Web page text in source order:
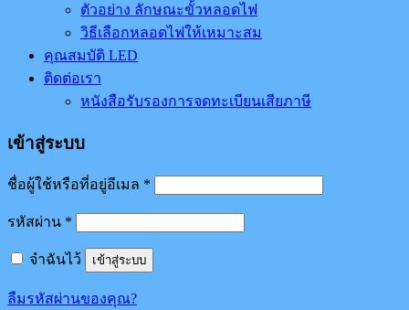
ตัวอย่าง ลักษณะขั้วหลอดไฟ
วิธีเลือกหลอดไฟให้เหมาะสม
คุณสมบัติ LED
ติดต่อเรา
หนังสือรับรองการจดทะเบียนเสียภาษี
เข้าสู่ระบบ
ชื่อผู้ใช้หรือที่อยู่อีเมล *
รหัสผ่าน *
จำฉันไว้ เข้าสู่ระบบ
ลืมรหัสผ่านของคุณ?